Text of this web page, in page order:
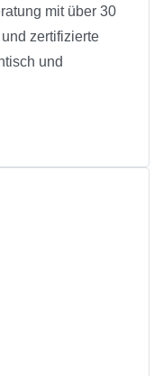
mit über 30
zertifizierte
und